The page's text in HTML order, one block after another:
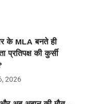
के MLA बनते ही
प्रतिपक्ष की कुर्सी
2026